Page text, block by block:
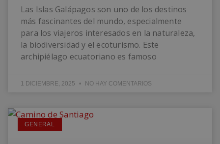
Las Islas Galápagos son uno de los destinos
más fascinantes del mundo, especialmente
para los viajeros interesados en la naturaleza,
la biodiversidad y el ecoturismo. Este
archipiélago ecuatoriano es famoso
1 DICIEMBRE, 2025 NO HAY COMENTARIOS
GENERAL